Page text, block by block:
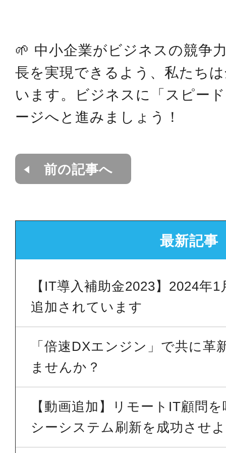
🌱 中小企業がビジネスの競争
長を実現できるよう、私たち
います。ビジネスに「スピー
ージへと進みましょう！
前の記事へ
最新記事
【IT導入補助金2023】2024年
追加されています
「倍速DXエンジン」で共に革
ませんか？
【動画追加】リモートIT顧問
シーシステム刷新を成功させ